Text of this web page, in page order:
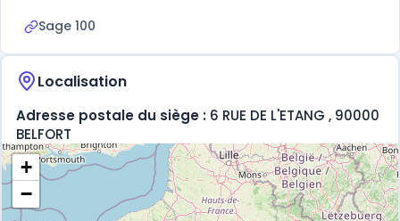
Sage 100
Localisation
Adresse postale du siège : 6 RUE DE L'ETANG , 90000
BELFORT
+
−